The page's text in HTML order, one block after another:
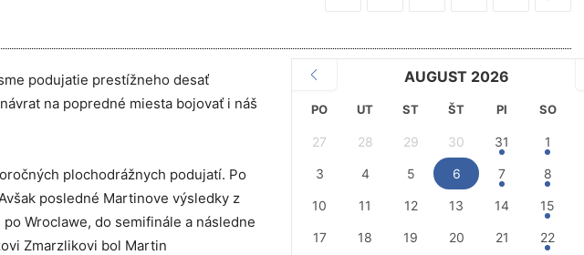
podujatie prestížneho desať
na popredné miesta bojovať i náš
plochodrážnych podujatí. Po
posledné Martinove výsledky z
Wroclawe, do semifinále a následne
Zmarzlikovi bol Martin
AUGUST 2026
PO UT ST ŠT PI SO
27 28 29 30 31 1
3 4 5 6 7 8
10 11 12 13 14 15
17 18 19 20 21 22